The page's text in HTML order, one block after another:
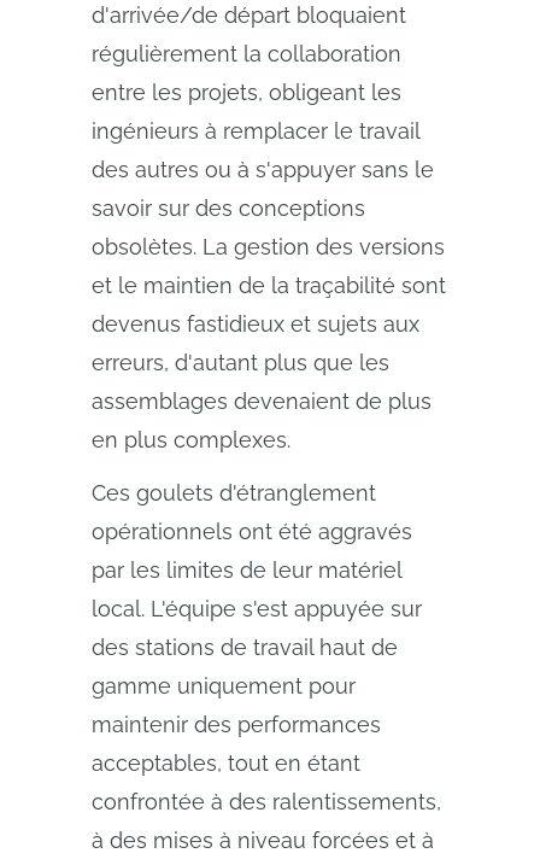
d'arrivée/de départ bloquaient
régulièrement la collaboration
entre les projets, obligeant les
ingénieurs à remplacer le travail
des autres ou à s'appuyer sans le
savoir sur des conceptions
obsolètes. La gestion des versions
et le maintien de la traçabilité sont
devenus fastidieux et sujets aux
erreurs, d'autant plus que les
assemblages devenaient de plus
en plus complexes.
Ces goulets d'étranglement
opérationnels ont été aggravés
par les limites de leur matériel
local. L'équipe s'est appuyée sur
des stations de travail haut de
gamme uniquement pour
maintenir des performances
acceptables, tout en étant
confrontée à des ralentissements,
à des mises à niveau forcées et à